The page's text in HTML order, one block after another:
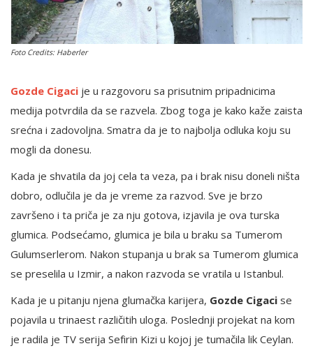
English
Foto Credits: Haberler
Gozde Cigaci je u razgovoru sa prisutnim pripadnicima
medija potvrdila da se razvela. Zbog toga je kako kaže zaista
srećna i zadovoljna. Smatra da je to najbolja odluka koju su
mogli da donesu.
Kada je shvatila da joj cela ta veza, pa i brak nisu doneli ništa
dobro, odlučila je da je vreme za razvod. Sve je brzo
završeno i ta priča je za nju gotova, izjavila je ova turska
glumica. Podsećamo, glumica je bila u braku sa Tumerom
Gulumserlerom. Nakon stupanja u brak sa Tumerom glumica
se preselila u Izmir, a nakon razvoda se vratila u Istanbul.
Kada je u pitanju njena glumačka karijera, Gozde Cigaci se
pojavila u trinaest različitih uloga. Poslednji projekat na kom
je radila je TV serija Sefirin Kizi u kojoj je tumačila lik Ceylan.